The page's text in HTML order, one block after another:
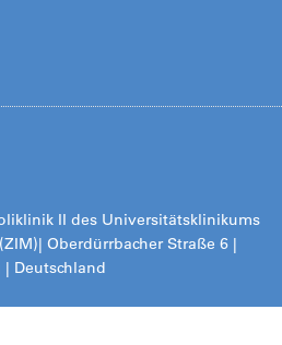
II des Universitätsklinikums
| Oberdürrbacher Straße 6 |
| Deutschland